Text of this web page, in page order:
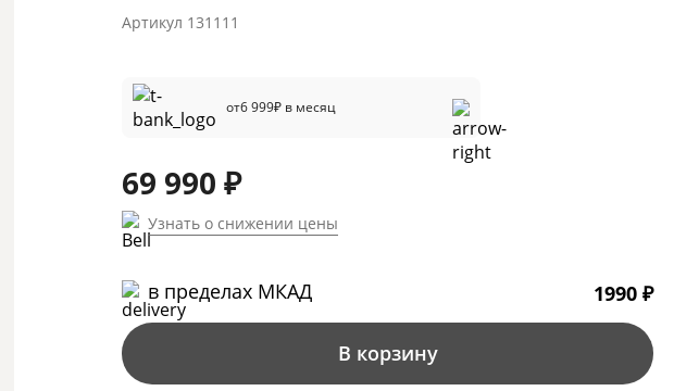
Артикул 131111
от6 999₽ в месяц
69 990 ₽
Узнать о снижении цены
в пределах МКАД 1990 ₽
В корзину